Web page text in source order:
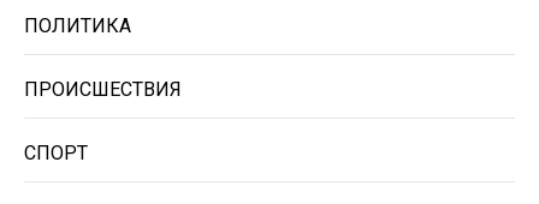
ПОЛИТИКА
ПРОИСШЕСТВИЯ
СПОРТ